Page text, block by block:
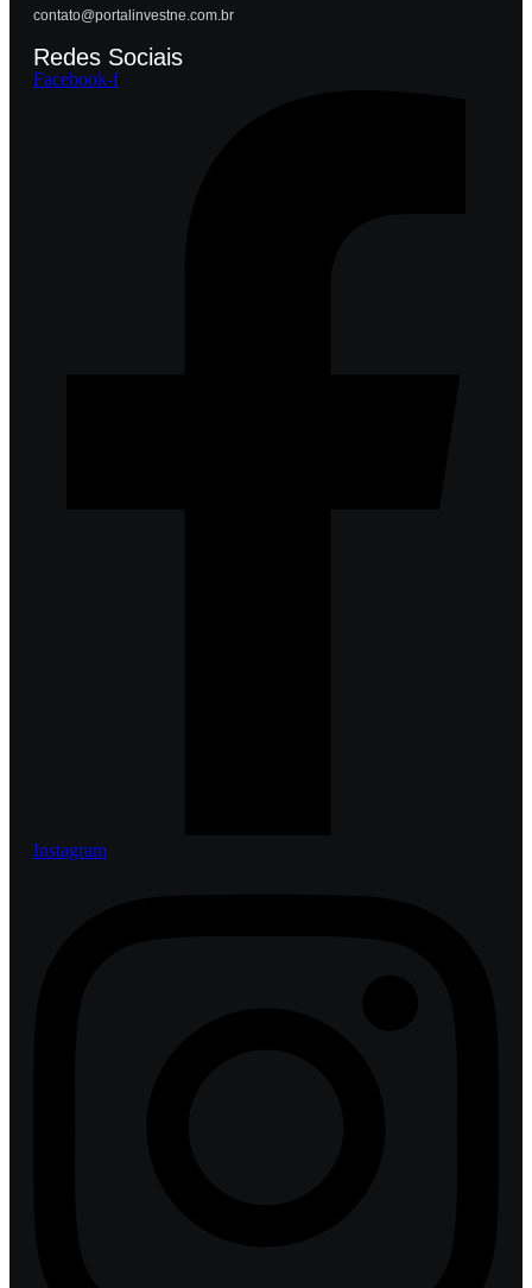
contato@portalinvestne.com.br
Redes Sociais
Facebook-f
Instagram